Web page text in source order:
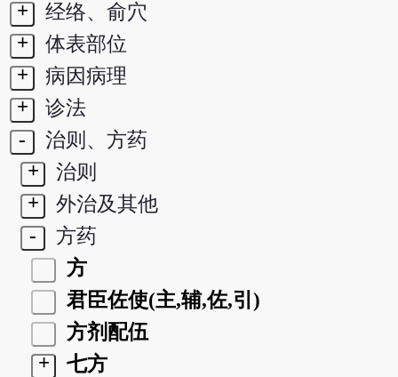
+
经络、俞穴
+
体表部位
+
病因病理
+
诊法
-
治则、方药
+
治则
+
外治及其他
-
方药
方
君臣佐使(主,辅,佐,引)
方剂配伍
+
七方